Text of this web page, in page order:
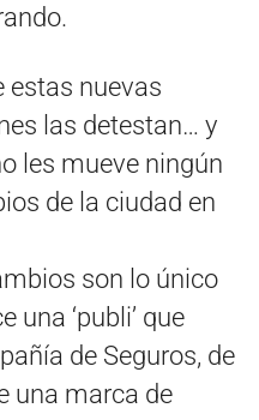
estas nuevas
las detestan… y
les mueve ningún
de la ciudad en
son lo único
una ‘publi’ que
de Seguros, de
una marca de